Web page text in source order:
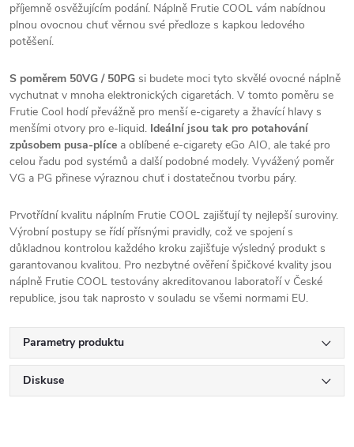
příjemně osvěžujícím podání. Náplně Frutie COOL vám nabídnou
plnou ovocnou chuť věrnou své předloze s kapkou ledového
potěšení.
S poměrem 50VG / 50PG si budete moci tyto skvělé ovocné náplně
vychutnat v mnoha elektronických cigaretách. V tomto poměru se
Frutie Cool hodí převážně pro menší e-cigarety a žhavící hlavy s
menšími otvory pro e-liquid. Ideální jsou tak pro potahování
způsobem pusa-plíce a oblíbené e-cigarety eGo AIO, ale také pro
celou řadu pod systémů a další podobné modely. Vyvážený poměr
VG a PG přinese výraznou chuť i dostatečnou tvorbu páry.
Prvotřídní kvalitu náplním Frutie COOL zajišťují ty nejlepší suroviny.
Výrobní postupy se řídí přísnými pravidly, což ve spojení s
důkladnou kontrolou každého kroku zajišťuje výsledný produkt s
garantovanou kvalitou. Pro nezbytné ověření špičkové kvality jsou
náplně Frutie COOL testovány akreditovanou laboratoří v České
republice, jsou tak naprosto v souladu se všemi normami EU.
Parametry produktu
Diskuse